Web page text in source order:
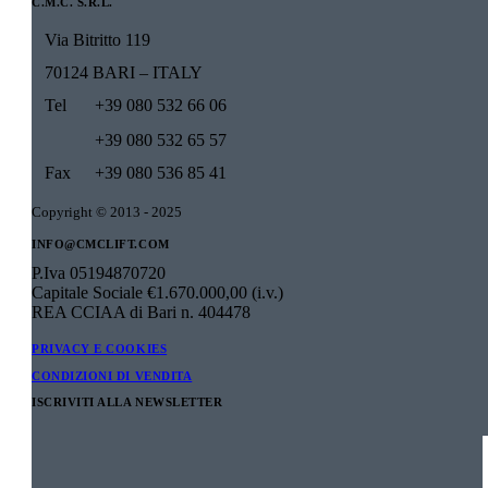
C.M.C. S.R.L.
Via Bitritto 119
70124 BARI – ITALY
Tel
+39 080 532 66 06
+39 080 532 65 57
Fax
+39 080 536 85 41
Copyright © 2013 - 2025
INFO@CMCLIFT.COM
P.Iva 05194870720
Capitale Sociale €1.670.000,00 (i.v.)
REA CCIAA di Bari n. 404478
PRIVACY E COOKIES
CONDIZIONI DI VENDITA
ISCRIVITI ALLA NEWSLETTER